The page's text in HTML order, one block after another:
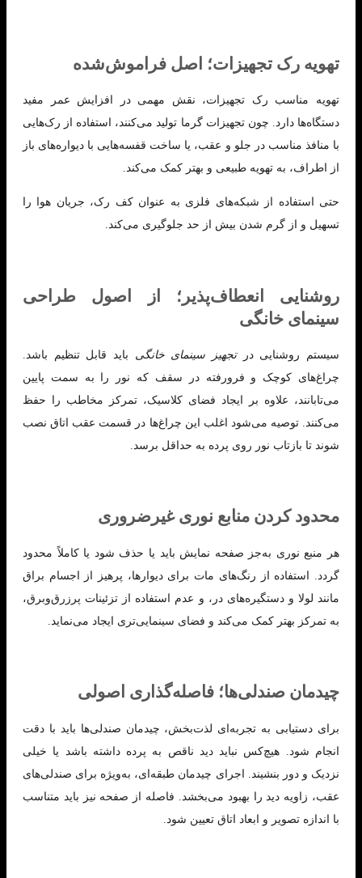
تهویه رک تجهیزات؛ اصل فراموش‌شده
تهویه مناسب رک تجهیزات، نقش مهمی در افزایش عمر مفید
دستگاه‌ها دارد. چون تجهیزات گرما تولید می‌کنند، استفاده از رک‌هایی
با منافذ مناسب در جلو و عقب، یا ساخت قفسه‌هایی با دیواره‌های باز
از اطراف، به تهویه طبیعی و بهتر کمک می‌کند.
حتی استفاده از شبکه‌های فلزی به عنوان کف رک، جریان هوا را
تسهیل و از گرم شدن بیش از حد جلوگیری می‌کند.
روشنایی انعطاف‌پذیر؛ از اصول طراحی
سینمای خانگی
سیستم روشنایی درتجهیز سینمای خانگی باید قابل تنظیم باشد.
چراغ‌های کوچک و فرو‌رفته در سقف که نور را به سمت پایین
می‌تابانند، علاوه بر ایجاد فضای کلاسیک، تمرکز مخاطب را حفظ
می‌کنند. توصیه می‌شود اغلب این چراغ‌ها در قسمت عقب اتاق نصب
شوند تا بازتاب نور روی پرده به حداقل برسد.
محدود کردن منابع نوری غیرضروری
هر منبع نوری به‌جز صفحه نمایش باید یا حذف شود یا کاملاً محدود
گردد. استفاده از رنگ‌های مات برای دیوارها، پرهیز از اجسام براق
مانند لولا و دستگیره‌های در، و عدم استفاده از تزئینات پرزرق‌وبرق،
به تمرکز بهتر کمک می‌کند و فضای سینمایی‌تری ایجاد می‌نماید.
چیدمان صندلی‌ها؛ فاصله‌گذاری اصولی
برای دستیابی به تجربه‌ای لذت‌بخش، چیدمان صندلی‌ها باید با دقت
انجام شود. هیچ‌کس نباید دید ناقص به پرده داشته باشد یا خیلی
نزدیک و دور بنشیند. اجرای چیدمان طبقه‌ای، به‌ویژه برای صندلی‌های
عقب، زاویه دید را بهبود می‌بخشد. فاصله از صفحه نیز باید متناسب
با اندازه تصویر و ابعاد اتاق تعیین شود.